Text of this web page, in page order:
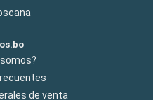
de venta